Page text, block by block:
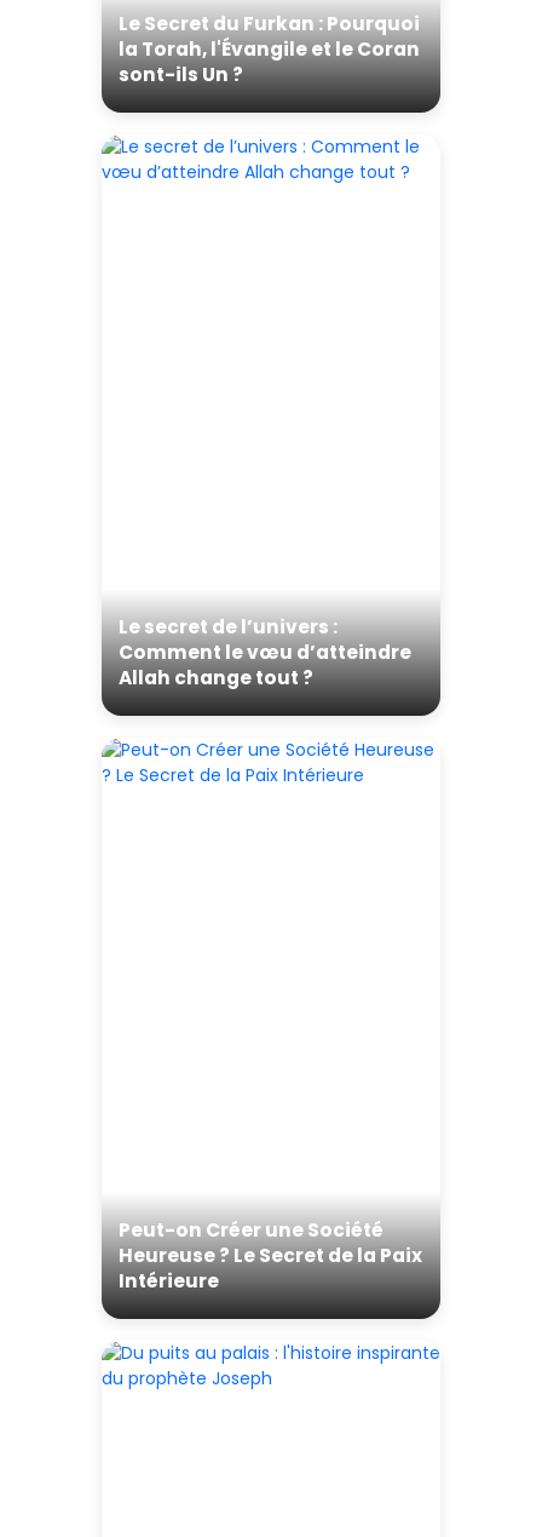
Le Secret du Furkan : Pourquoi
la Torah, l'Évangile et le Coran
sont-ils Un ?
Le secret de l’univers :
Comment le vœu d’atteindre
Allah change tout ?
Peut-on Créer une Société
Heureuse ? Le Secret de la Paix
Intérieure